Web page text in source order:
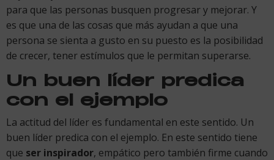
para que las personas busquen progresar y mejorar. Y
es que una de las cosas que más ayudan a que una
persona se sienta a gusto en su puesto es la posibilidad
de crecer, tener estímulos que le permitan superarse.
Un buen líder predica
con el ejemplo
La actitud del líder es fundamental en este sentido. Un
buen líder predica con el ejemplo. En este sentido tiene
que ser inspirador, empático pero también firme cuando